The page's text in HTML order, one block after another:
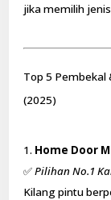
jika memilih
Top 5 Pembekal
(2025)
Home Door
✅Pilihan No.1
Kilang pintu